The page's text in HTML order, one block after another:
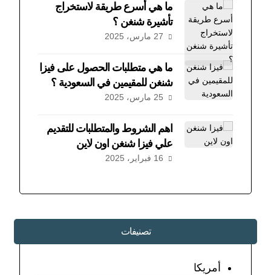
ما هي أسرع طريقة لاستخراج
تأشيرة شنغن ؟
27 مارس، 2025
ما هي متطلبات الحصول على فيزا
شنغن للمقيمين في السعودية ؟
25 مارس، 2025
اهم الشروط والمتطلبات للتقديم
علي فيزا شنغن اون لاين
16 فبراير، 2025
تصنيفات
أمريكا